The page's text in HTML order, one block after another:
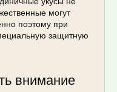
могут
поэтому при
защитную
внимание